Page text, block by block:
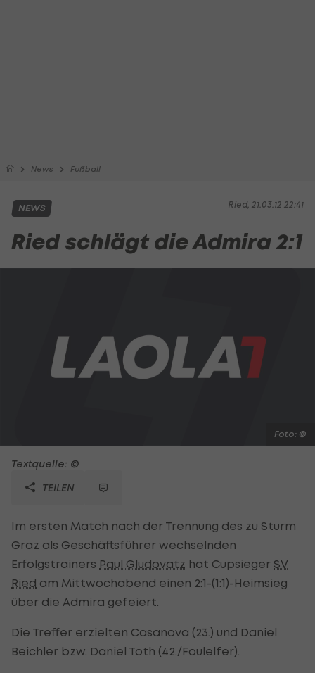
News Fußball
Ried, 21.03.12 22:41
NEWS
Ried schlägt die Admira 2:1
Foto: ©
Textquelle: ©
TEILEN
Im ersten Match nach der Trennung des zu Sturm
Graz als Geschäftsführer wechselnden
Erfolgstrainers Paul Gludovatz hat Cupsieger SV
Ried am Mittwochabend einen 2:1-(1:1)-Heimsieg
über die Admira gefeiert.
Die Treffer erzielten Casanova (23.) und Daniel
Beichler bzw. Daniel Toth (42./Foulelfer).